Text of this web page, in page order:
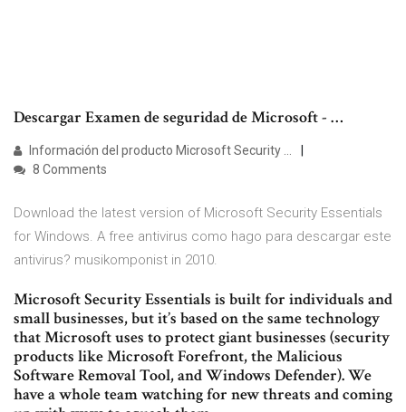
Descargar Examen de seguridad de Microsoft - …
Información del producto Microsoft Security …
8 Comments
Download the latest version of Microsoft Security Essentials
for Windows. A free antivirus como hago para descargar este
antivirus? musikomponist in 2010.
Microsoft Security Essentials is built for individuals and
small businesses, but it’s based on the same technology
that Microsoft uses to protect giant businesses (security
products like Microsoft Forefront, the Malicious
Software Removal Tool, and Windows Defender). We
have a whole team watching for new threats and coming